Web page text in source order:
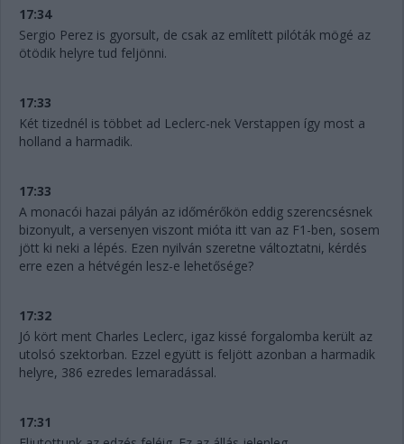
17:34
Sergio Perez is gyorsult, de csak az említett pilóták mögé az
ötödik helyre tud feljönni.
17:33
Két tizednél is többet ad Leclerc-nek Verstappen így most a
holland a harmadik.
17:33
A monacói hazai pályán az időmérőkön eddig szerencsésnek
bizonyult, a versenyen viszont mióta itt van az F1-ben, sosem
jött ki neki a lépés. Ezen nyilván szeretne változtatni, kérdés
erre ezen a hétvégén lesz-e lehetősége?
17:32
Jó kört ment Charles Leclerc, igaz kissé forgalomba került az
utolsó szektorban. Ezzel együtt is feljött azonban a harmadik
helyre, 386 ezredes lemaradással.
17:31